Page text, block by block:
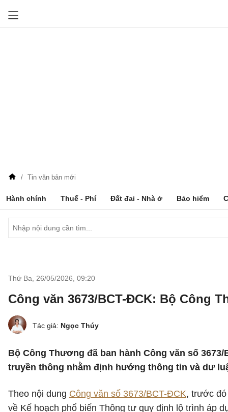
Tin văn bản mới
Hành chính Thuế - Phí Đất đai - Nhà ở Bảo hiểm
Thứ Ba, 26/05/2026 09:20
Công văn 3673/BCT-ĐCK: Bộ Công
Tác giả: Ngọc Thúy
Bộ Công Thương đã ban hành Công văn số
truyền thông nhằm định hướng thông tin và dư
Theo nội dung Công văn số 3673/BCT-ĐCK, trước
về Kế hoạch phổ biến Thông tư quy định lộ trình áp